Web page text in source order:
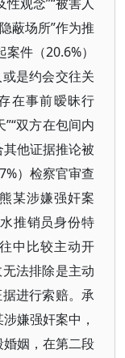
蔽场所”作为推
件（20.6%）
是约会交往关
在事前暧昧行
双方在包间内
他证据推论被
）检察官审查
某涉嫌强奸案
推销员身份特
中比较主动开
法排除是主动
进行索赔。承
嫌强奸案中，
姻，在第二段